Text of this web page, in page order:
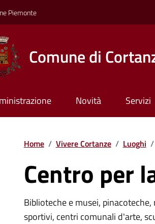
Piemonte
Comune di
Novità Servizi
Home / Vivere Cortanze / Luoghi /
Centro per
Biblioteche e musei,
sportivi, centri comunali d'arte,